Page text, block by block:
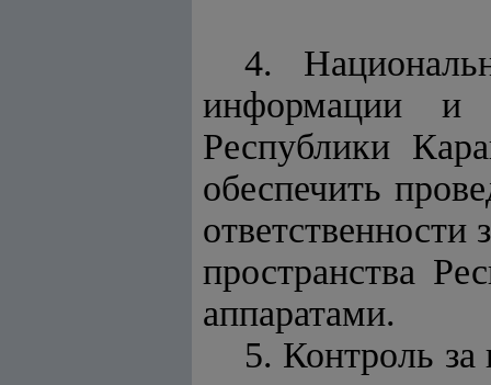
4.
информации и
Республики
обеспечить
ответственности
пространства
аппаратами.
5. Контроль за